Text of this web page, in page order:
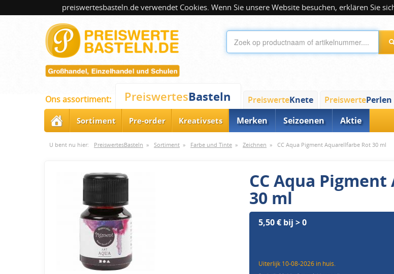
preiswertesbasteln.de verwendet Cookies. Wenn Sie unsere Website besuchen, erklären Sie
Ons assortiment: PreiswertesBasteln PreiswerteKnete PreiswertePerlen
Sortiment Pre-order Kreativsets Merken Seizoenen Aktie
U bent nu hier: PreiswertesBasteln » Sortiment » Farbe und Tinte » Zeichnen » CC Aqua Pigment Aquarellfarbe Rot 30 ml
CC Aqua
30 ml
5,50 € bij > 0
Uiterlijk 10-08-2026 in huis.